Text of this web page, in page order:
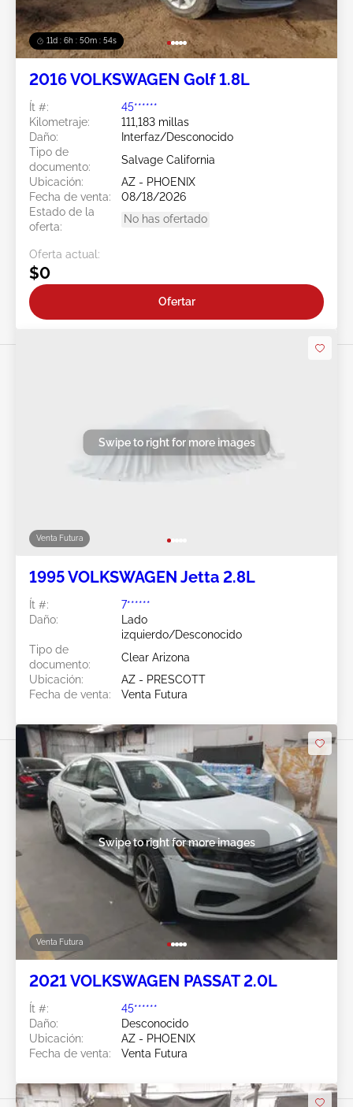
11d : 6h : 50m : 51s
2016 VOLKSWAGEN Golf 1.8L
Ít #:
45******
Kilometraje:
111,183 millas
Daño:
Interfaz/Desconocido
Tipo de
documento:
Salvage California
Ubicación:
AZ - PHOENIX
Fecha de venta:
08/18/2026
Estado de la
oferta:
No has ofertado
Oferta actual:
$0
Ofertar
Venta Futura
Swipe to right for more images
1995 VOLKSWAGEN Jetta 2.8L
Ít #:
7******
Daño:
Lado
izquierdo/Desconocido
Tipo de
documento:
Clear Arizona
Ubicación:
AZ - PRESCOTT
Fecha de venta:
Venta Futura
Venta Futura
Swipe to right for more images
2021 VOLKSWAGEN PASSAT 2.0L
Ít #:
45******
Daño:
Desconocido
Ubicación:
AZ - PHOENIX
Fecha de venta:
Venta Futura